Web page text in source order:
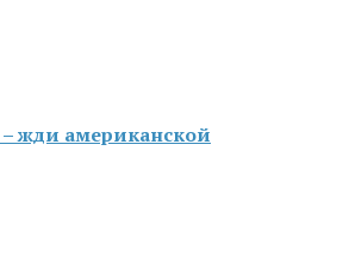
жди американской